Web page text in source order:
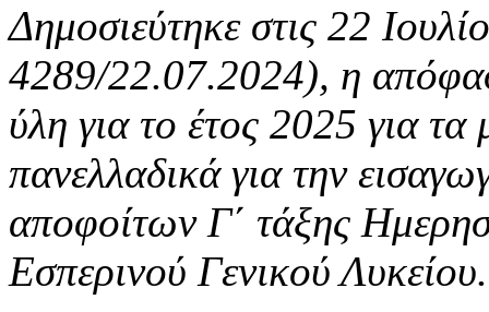
Δημοσιεύτηκε στις 22
4289/22.07.2024), η
ύλη για το έτος 2025 για
πανελλαδικά για την
αποφοίτων Γ΄ τάξης
Εσπερινού Γενικού Λυκείου.